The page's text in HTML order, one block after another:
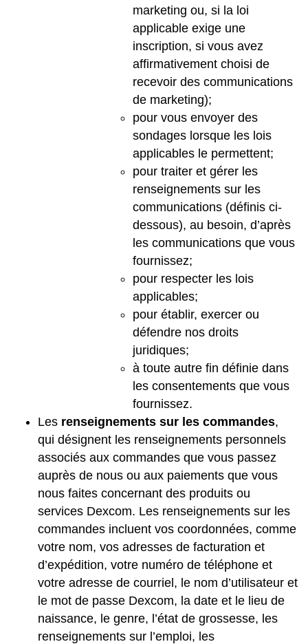
marketing ou, si la loi
applicable exige une
inscription, si vous avez
affirmativement choisi de
recevoir des communications
de marketing);
pour vous envoyer des
sondages lorsque les lois
applicables le permettent;
pour traiter et gérer les
renseignements sur les
communications (définis ci-
dessous), au besoin, d’après
les communications que vous
fournissez;
pour respecter les lois
applicables;
pour établir, exercer ou
défendre nos droits
juridiques;
à toute autre fin définie dans
les consentements que vous
fournissez.
Les renseignements sur les commandes,
qui désignent les renseignements personnels
associés aux commandes que vous passez
auprès de nous ou aux paiements que vous
nous faites concernant des produits ou
services Dexcom. Les renseignements sur les
commandes incluent vos coordonnées, comme
votre nom, vos adresses de facturation et
d’expédition, votre numéro de téléphone et
votre adresse de courriel, le nom d’utilisateur et
le mot de passe Dexcom, la date et le lieu de
naissance, le genre, l’état de grossesse, les
renseignements sur l’emploi, les